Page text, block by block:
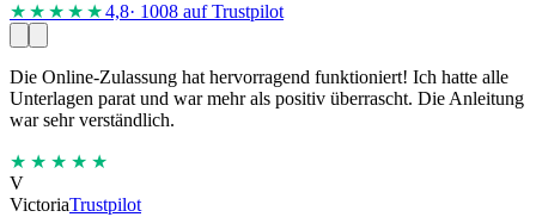
★★★★ ★4,8· 1008 auf Trustpilot
Die Online-Zulassung hat hervorragend funktioniert! Ich hatte alle
Unterlagen parat und war mehr als positiv überrascht. Die Anleitung
war sehr verständlich.
★★★★★
V
VictoriaTrustpilot